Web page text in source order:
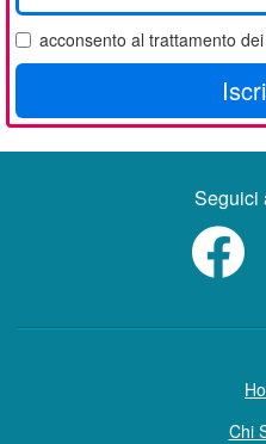
email
acconsento al trattamento dei
Seguici
Chi